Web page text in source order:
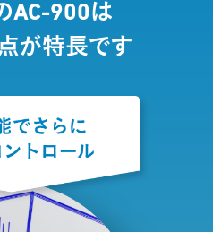
AC-900は
が特長です